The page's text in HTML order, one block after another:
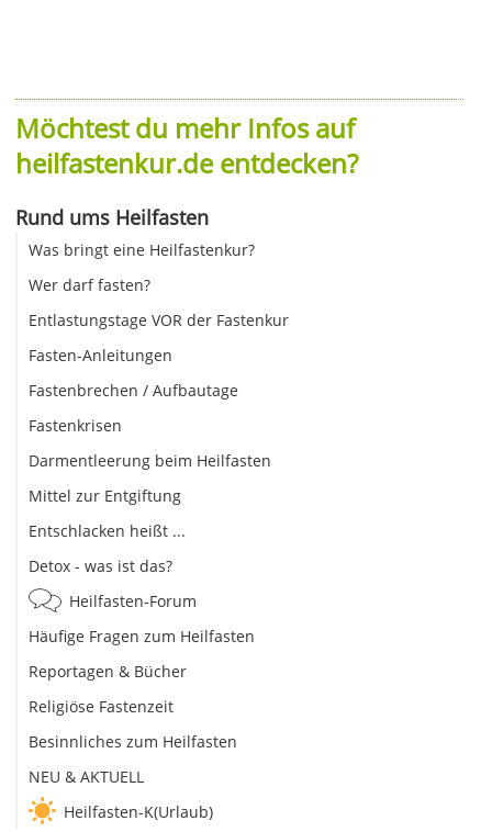
Möchtest du mehr Infos auf
heilfastenkur.de entdecken?
Rund ums Heilfasten
Was bringt eine Heilfastenkur?
Wer darf fasten?
Entlastungstage VOR der Fastenkur
Fasten-Anleitungen
Fastenbrechen / Aufbautage
Fastenkrisen
Darmentleerung beim Heilfasten
Mittel zur Entgiftung
Entschlacken heißt ...
Detox - was ist das?
Heilfasten-Forum
Häufige Fragen zum Heilfasten
Reportagen & Bücher
Religiöse Fastenzeit
Besinnliches zum Heilfasten
NEU & AKTUELL
Heilfasten-K(Urlaub)